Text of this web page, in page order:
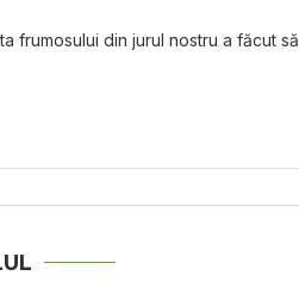
frumosului din jurul nostru a făcut să